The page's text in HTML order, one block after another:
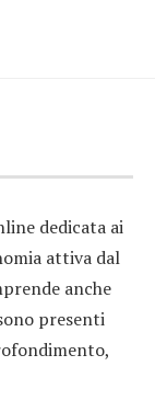
dedicata ai
attiva dal
anche
presenti